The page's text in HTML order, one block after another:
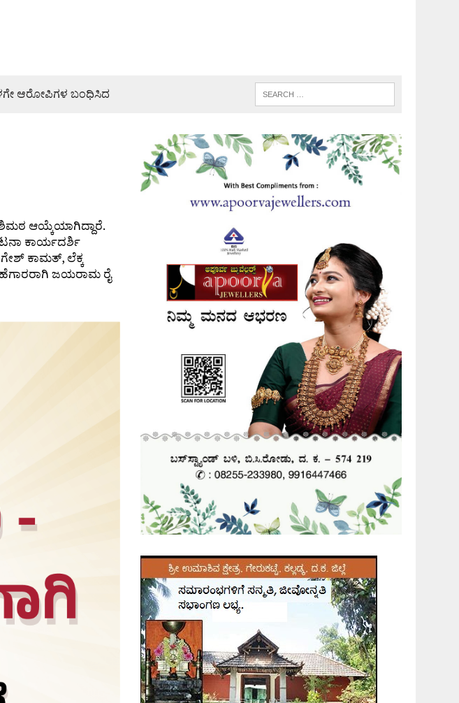
ಆರೋಪಿಗಳ ಬಂಧಿಸಿದ
ಆಯ್ಕೆಯಾಗಿದ್ದಾರೆ.
ಕಾರ್ಯದರ್ಶಿ
ಕಾಮತ್, ಲೆಕ್ಕ
ಜಯರಾಮ ರೈ